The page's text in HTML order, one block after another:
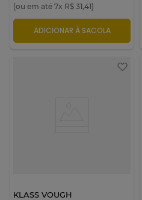
(ou em até 7x R$ 31,41)
ADICIONAR À SACOLA
KLASS VOUGH